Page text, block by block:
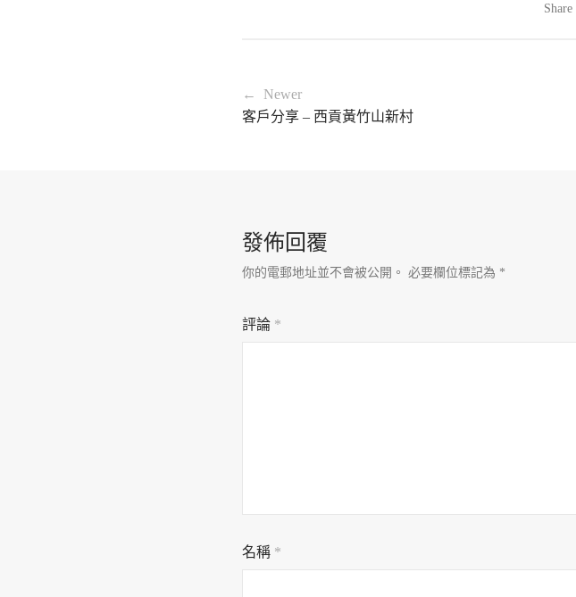
Share
← Newer
客戶分享 – 西貢黃竹山新村
發佈回覆
你的電郵地址並不會被公開。 必要欄位標記為 *
評論 *
名稱 *